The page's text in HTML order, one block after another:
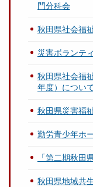
門分科会
秋田県社会福
災害ボランテ
秋田県社会福
年度）につい
秋田県災害福
勤労青少年ホ
「第二期秋田
秋田県地域共